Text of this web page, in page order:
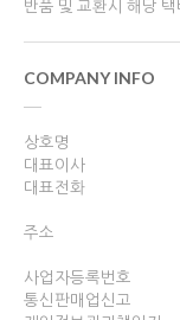
반품 및 교환시 해당
COMPANY INFO
상호명
대표이사
대표전화
주소
사업자등록번호
통신판매업신고